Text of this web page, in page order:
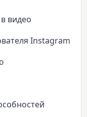
видео
Instagram